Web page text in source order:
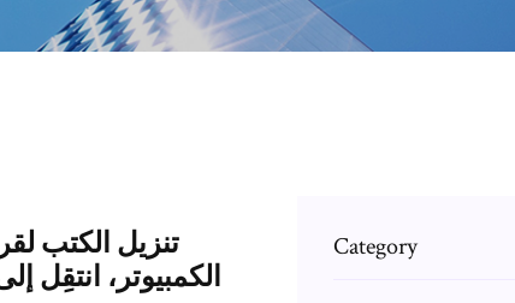
تنزيل الكتب
الكمبيوتر، انتقِل
Category